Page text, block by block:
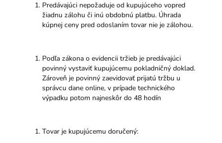
Predávajúci nepožaduje od kupujúceho vopred
žiadnu zálohu či inú obdobnú platbu. Úhrada
kúpnej ceny pred odoslaním tovar nie je zálohou.
Podľa zákona o evidencii tržieb je predávajúci
povinný vystaviť kupujúcemu pokladničný doklad.
Zároveň je povinný zaevidovať prijatú tržbu u
správcu dane online, v prípade technického
výpadku potom najneskôr do 48 hodín
Tovar je kupujúcemu doručený: